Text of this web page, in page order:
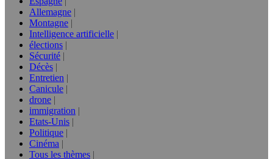
Allemagne
Montagne
Intelligence artificielle
élections
Sécurité
Décès
Entretien
Canicule
drone
immigration
Etats-Unis
Politique
Cinéma
Tous les thèmes